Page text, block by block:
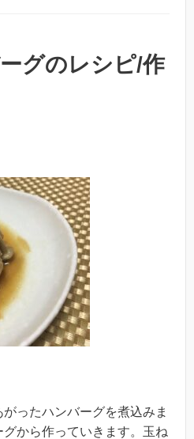
グのレシピ/作
ったハンバーグを煮込みま
から作っていきます。玉ね